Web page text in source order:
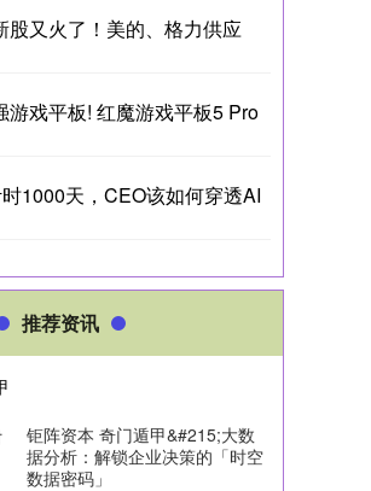
股又火了！美的、格力供应
游戏平板! 红魔游戏平板5 Pro
1000天，CEO该如何穿透AI
推荐资讯
钜阵资本 奇门遁甲&#215;大数
据分析：解锁企业决策的「时空
数据密码」